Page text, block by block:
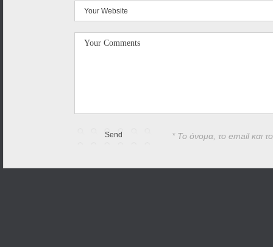
* Το όνομα, το email και